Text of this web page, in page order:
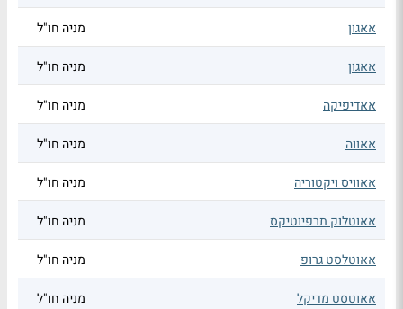
אאגון מניה חו"ל
אאגון מניה חו"ל
אאדיפיקה מניה חו"ל
אאווה מניה חו"ל
אאוויס ויקטוריה מניה חו"ל
אאוטלוק תרפיוטיקס מניה חו"ל
אאוטלסט גרופ מניה חו"ל
אאוטסט מדיקל מניה חו"ל